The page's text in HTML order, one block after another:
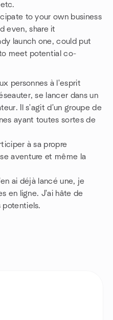
to your own business
even, share it
launch one, could put
meet potential co-
personnes à l'esprit
se lancer dans un
Il s'agit d'un groupe de
ayant toutes sortes de
à sa propre
aventure et même la
ai déjà lancé une, je
en ligne. J'ai hâte de
potentiels.